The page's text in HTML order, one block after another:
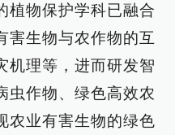
植物保护学科已融合
害生物与农作物的互
机理等，进而研发智
虫作物、绿色高效农
农业有害生物的绿色